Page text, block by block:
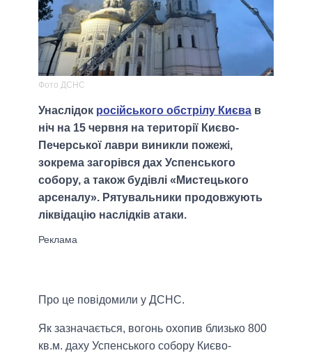
Фото ДСНС
Унаслідок російського обстрілу Києва в
ніч на 15 червня на території Києво-
Печерської лаври виникли пожежі,
зокрема загорівся дах Успенського
собору, а також будівлі «Мистецького
арсеналу». Рятувальники продовжують
ліквідацію наслідків атаки.
Про це повідомили у ДСНС.
Як зазначається, вогонь охопив близько 800
кв.м. даху Успенського собору Києво-